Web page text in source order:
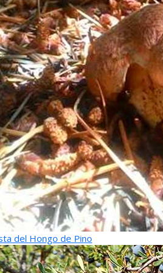
del Hongo de Pino